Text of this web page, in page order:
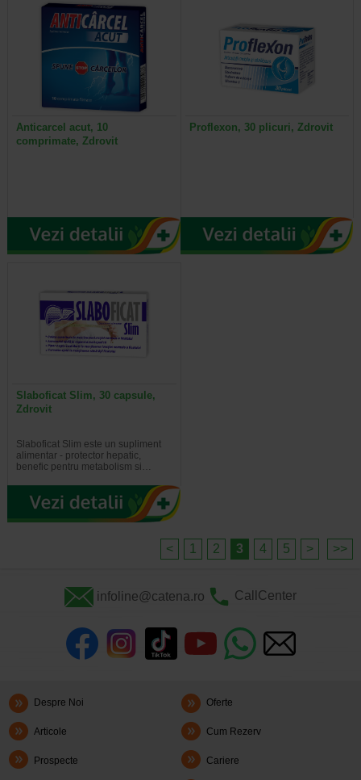
Anticarcel acut, 10
comprimate, Zdrovit
Proflexon, 30 plicuri, Zdrovit
Slaboficat Slim, 30 capsule,
Zdrovit
Slaboficat Slim este un supliment
alimentar - protector hepatic,
benefic pentru metabolism si…
< 1 2 3 4 5 > >>
infoline@catena.ro CallCenter
Despre Noi Oferte
Articole Cum Rezerv
Prospecte Cariere